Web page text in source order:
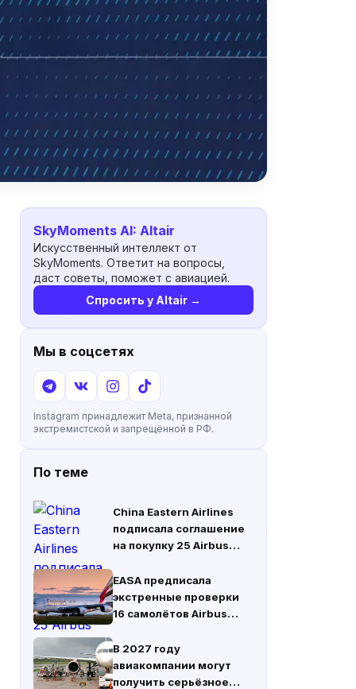
SkyMoments AI: Altair
Искусственный интеллект от
SkyMoments. Ответит на вопросы,
даст советы, поможет с авиацией.
Спросить у Altair →
Мы в соцсетях
Instagram принадлежит Meta, признанной
экстремистской и запрещённой в РФ.
По теме
China Eastern Airlines
подписала соглашение
на покупку 25 Airbus
EASA предписала
экстренные проверки
16 самолётов Airbus
лонжеронах крыла
В 2027 году
авиакомпании могут
получить серьёзное